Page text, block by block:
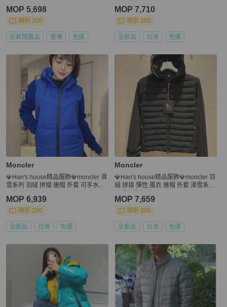
MOP 5,698
現折 200
近新閒置品 香港 免運
MOP 7,710
現折 200
全新品 台灣 免運
Moncler
💎Han's house精品服飾💎moncler 滑
雪系列 羽絨 拼接 連帽 外套 可手水洗
MOP 6,939
現折 200
全新品 台灣 免運
Moncler
💎Han's house精品服飾💎moncler 羽
絨 拼接 彈性 風衣 連帽 外套 滑雪系列
MOP 7,659
現折 200
全新品 台灣 免運